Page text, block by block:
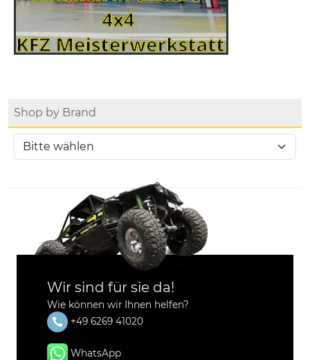
Shop by Brand
Wir sind für sie da!
Wie können wir Ihnen helfen?
+49 6269 41020
WhatsApp